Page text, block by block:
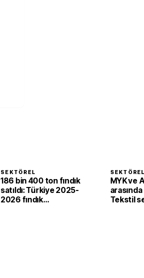
SEKTÖREL
186 bin 400 ton fındık
satıldı: Türkiye 2025-
2026 fındık
SEKTÖREL
MYK ve
Tekstil